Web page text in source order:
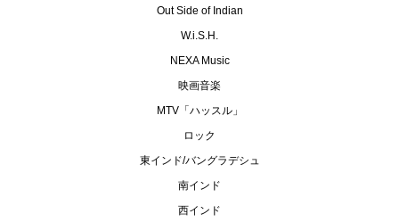
Out Side of Indian
W.i.S.H.
NEXA Music
映画音楽
MTV「ハッスル」
ロック
東インド/バングラデシュ
南インド
西インド